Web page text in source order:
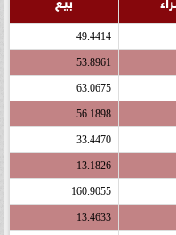
49.4414
53.8961
63.0675
56.1898
33.4470
13.1826
160.9055
13.4633